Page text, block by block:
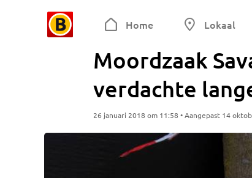
Home Lokaal
Moordzaak
verdachte
26 januari 2018 om 11:58 • Aangepast 14